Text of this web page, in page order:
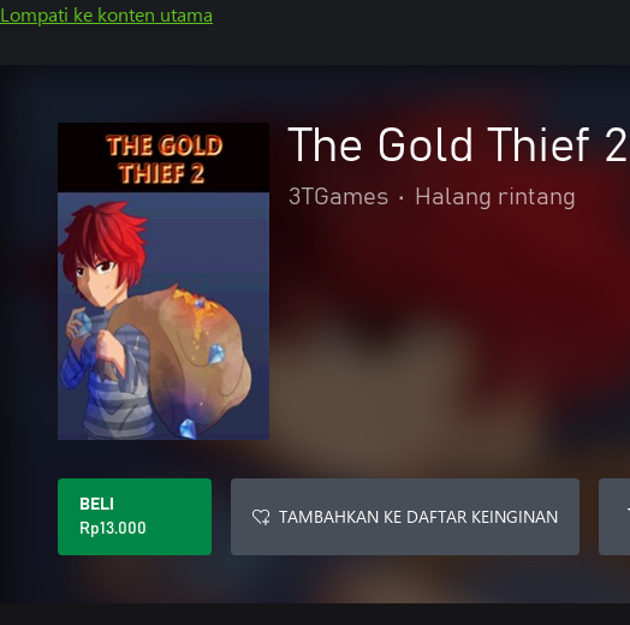
Lompati ke konten utama
The Gold Thief 2
3TGames • Halang rintang
BELI
Rp13.000
TAMBAHKAN KE DAFTAR KEINGINAN